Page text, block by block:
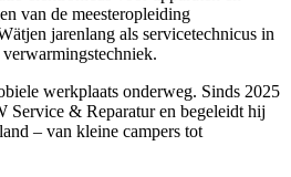
van de meesteropleiding
jarenlang als servicetechnicus in
werkplaats onderweg. Sinds 2025
& Reparatur en begeleidt hij
– van kleine campers tot